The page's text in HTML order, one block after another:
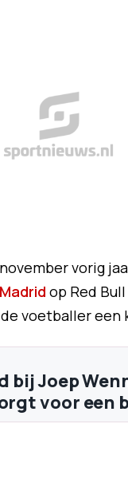
vorig
op Red
voetballer
bij Joep
voor een